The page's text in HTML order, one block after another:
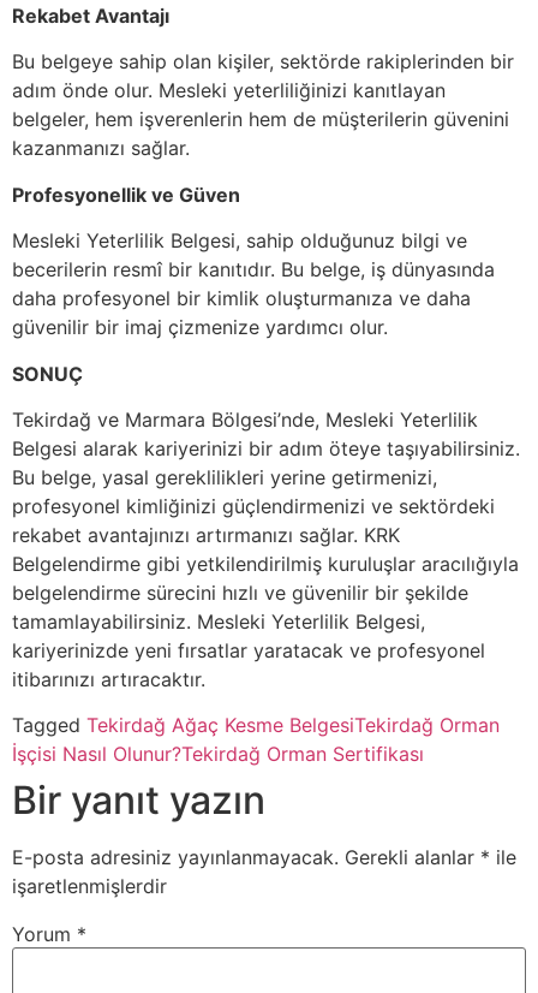
Rekabet Avantajı
Bu belgeye sahip olan kişiler, sektörde rakiplerinden bir
adım önde olur. Mesleki yeterliliğinizi kanıtlayan
belgeler, hem işverenlerin hem de müşterilerin güvenini
kazanmanızı sağlar.
Profesyonellik ve Güven
Mesleki Yeterlilik Belgesi, sahip olduğunuz bilgi ve
becerilerin resmî bir kanıtıdır. Bu belge, iş dünyasında
daha profesyonel bir kimlik oluşturmanıza ve daha
güvenilir bir imaj çizmenize yardımcı olur.
SONUÇ
Tekirdağ ve Marmara Bölgesi’nde, Mesleki Yeterlilik
Belgesi alarak kariyerinizi bir adım öteye taşıyabilirsiniz.
Bu belge, yasal gereklilikleri yerine getirmenizi,
profesyonel kimliğinizi güçlendirmenizi ve sektördeki
rekabet avantajınızı artırmanızı sağlar. KRK
Belgelendirme gibi yetkilendirilmiş kuruluşlar aracılığıyla
belgelendirme sürecini hızlı ve güvenilir bir şekilde
tamamlayabilirsiniz. Mesleki Yeterlilik Belgesi,
kariyerinizde yeni fırsatlar yaratacak ve profesyonel
itibarınızı artıracaktır.
Tagged Tekirdağ Ağaç Kesme BelgesiTekirdağ Orman
İşçisi Nasıl Olunur?Tekirdağ Orman Sertifikası
Bir yanıt yazın
E-posta adresiniz yayınlanmayacak. Gerekli alanlar * ile
işaretlenmişlerdir
Yorum *